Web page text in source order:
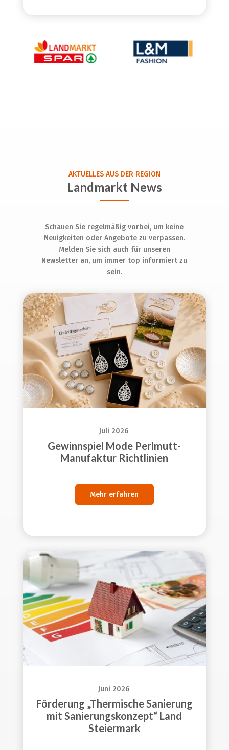
AKTUELLES AUS DER REGION
Landmarkt News
Schauen Sie regelmäßig vorbei, um keine
Neuigkeiten oder Angebote zu verpassen.
Melden Sie sich auch für unseren
Newsletter an, um immer top informiert zu
sein.
Juli 2026
Gewinnspiel Mode Perlmutt-
Manufaktur Richtlinien
Mehr erfahren
Juni 2026
Förderung „Thermische Sanierung
mit Sanierungskonzept“ Land
Steiermark